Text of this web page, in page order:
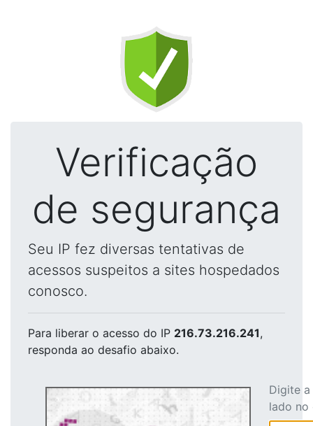
Verificação
de segurança
Seu IP fez diversas tentativas de
acessos suspeitos a sites hospedados
conosco.
Para liberar o acesso do IP 216.73.216.241,
responda ao desafio abaixo.
Digite
lado no